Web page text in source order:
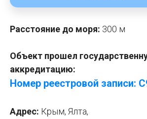
Расстояние до моря: 300 м
Объект прошел
аккредитацию:
Номер реестровой записи:
Адрес: Крым, Ялта,